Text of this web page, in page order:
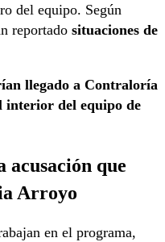
del equipo. Según
reportado situaciones de
llegado a Contraloría
interior del equipo de
acusación que
Arroyo
en el programa,